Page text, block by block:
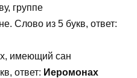
группе
Слово из 5 букв, ответ:
имеющий сан
ответ: Иеромонах